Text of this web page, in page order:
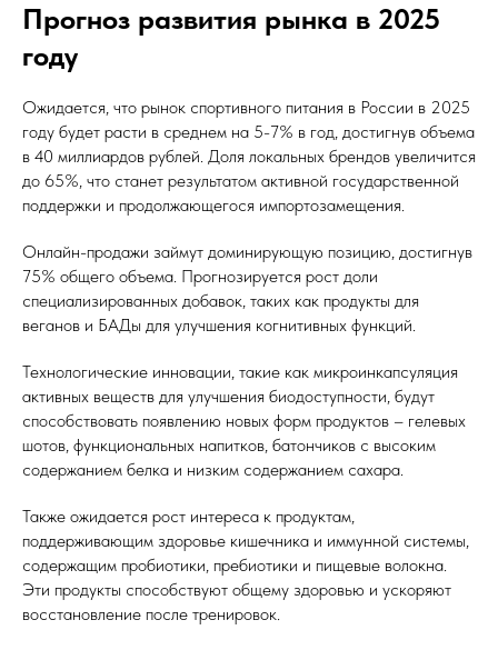
Прогноз развития рынка в 2025
году
Ожидается, что рынок спортивного питания в России в 2025
году будет расти в среднем на 5-7% в год, достигнув объема
в 40 миллиардов рублей. Доля локальных брендов увеличится
до 65%, что станет результатом активной государственной
поддержки и продолжающегося импортозамещения.
Онлайн-продажи займут доминирующую позицию, достигнув
75% общего объема. Прогнозируется рост доли
специализированных добавок, таких как продукты для
веганов и БАДы для улучшения когнитивных функций.
Технологические инновации, такие как микроинкапсуляция
активных веществ для улучшения биодоступности, будут
способствовать появлению новых форм продуктов – гелевых
шотов, функциональных напитков, батончиков с высоким
содержанием белка и низким содержанием сахара.
Также ожидается рост интереса к продуктам,
поддерживающим здоровье кишечника и иммунной системы,
содержащим пробиотики, пребиотики и пищевые волокна.
Эти продукты способствуют общему здоровью и ускоряют
восстановление после тренировок.